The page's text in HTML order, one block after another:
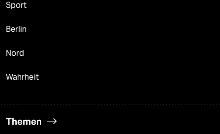
Sport
Berlin
Nord
Wahrheit
Themen